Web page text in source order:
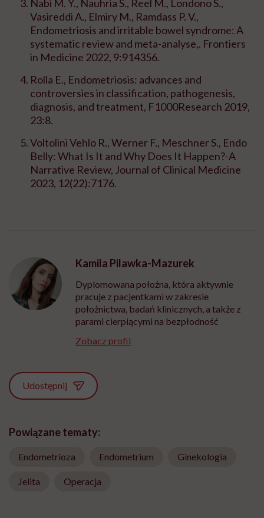
Nabi M. Y., Nauhria S., Reel M., Londono S.,
Vasireddi A., Elmiry M., Ramdass P. V.,
Endometriosis and irritable bowel syndrome: A
systematic review and meta-analyse,. Frontiers
in Medicine 2022, 9:914356.
Rolla E., Endometriosis: advances and
controversies in classification, pathogenesis,
diagnosis, and treatment, F1000Research 2019,
23:8.
Voltolini Vehlo R., Werner F., Meschner S., Endo
Belly: What Is It and Why Does It Happen?-A
Narrative Review, Journal of Clinical Medicine
2023, 12(22):7176.
Kamila Pilawka-Mazurek
Dyplomowana położna, która aktywnie
pracuje z pacjentkami w zakresie
położnictwa, badań klinicznych, a także z
parami cierpiącymi na bezpłodność
Zobacz profil
Udostępnij
Powiązane tematy:
Endometrioza Endometrium Ginekologia
Jelita Operacja